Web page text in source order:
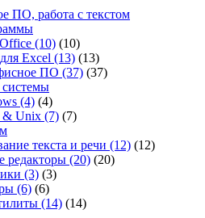
ПО, работа с текстом
(10) (10)
Excel (13) (13)
ПО (37) (37)
(4) (4)
Unix (7) (7)
текста и речи (12) (12)
редакторы (20) (20)
(3) (3)
(6) (6)
(14) (14)